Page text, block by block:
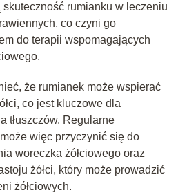
rumianku w leczeniu
co czyni go
do terapii wspomagających
że rumianek może wspierać
co jest kluczowe dla
tłuszczów. Regularne
więc przyczynić się do
woreczka żółciowego oraz
żółci, który może prowadzić
żółciowych.